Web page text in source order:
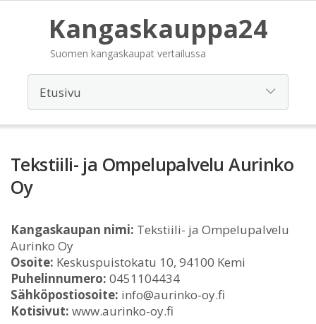
Kangaskauppa24
Suomen kangaskaupat vertailussa
Tekstiili- ja Ompelupalvelu Aurinko
Oy
Kangaskaupan nimi: Tekstiili- ja Ompelupalvelu
Aurinko Oy
Osoite: Keskuspuistokatu 10, 94100 Kemi
Puhelinnumero: 0451104434
Sähköpostiosoite: info@aurinko-oy.fi
Kotisivut: www.aurinko-oy.fi